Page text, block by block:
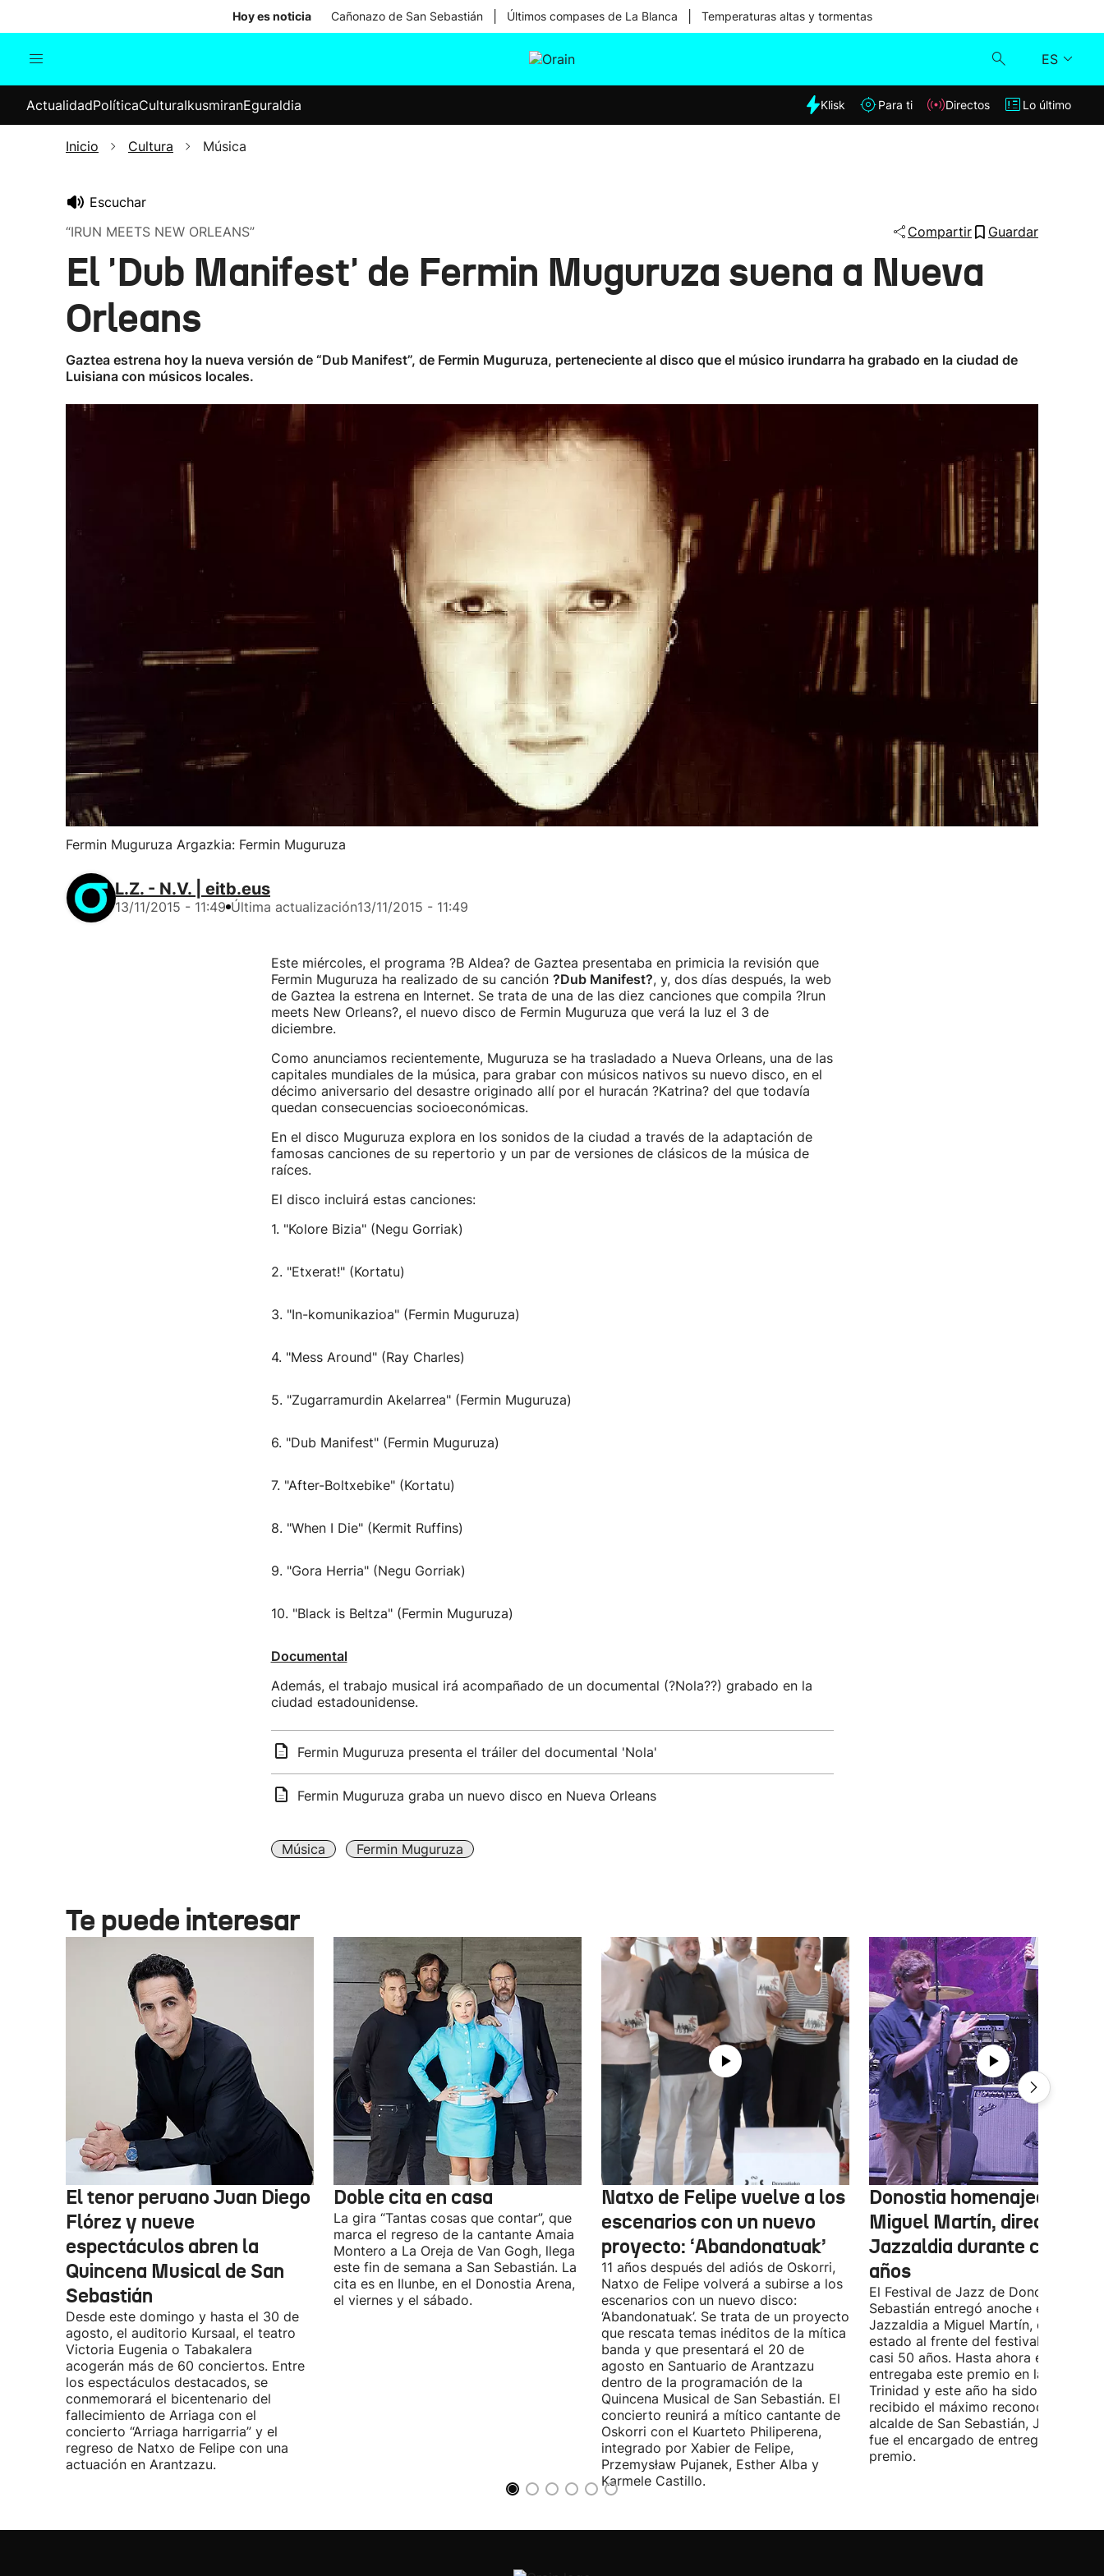
Hoy es noticia Cañonazo de San Sebastián Últimos compases de La Blanca Temperaturas altas y tormentas
ES
Internacional
Elecciones
Klisk
ActualidadPolíticaCulturaIkusmiranEguraldia Klisk Para ti Directos Lo último
Inicio Cultura Música
Escuchar
“IRUN MEETS NEW ORLEANS”
Compartir Guardar
El 'Dub Manifest' de Fermin Muguruza suena a Nueva
Orleans
Gaztea estrena hoy la nueva versión de “Dub Manifest”, de Fermin Muguruza, perteneciente al disco que el músico irundarra ha grabado en la ciudad de
Luisiana con músicos locales.
Fermin Muguruza Argazkia: Fermin Muguruza
L.Z. - N.V. | eitb.eus
13/11/2015 - 11:49 Última actualización13/11/2015 - 11:49
Este miércoles, el programa ?B Aldea? de Gaztea presentaba en primicia la revisión que
Fermin Muguruza ha realizado de su canción ?Dub Manifest?, y, dos días después, la web
de Gaztea la estrena en Internet. Se trata de una de las diez canciones que compila ?Irun
meets New Orleans?, el nuevo disco de Fermin Muguruza que verá la luz el 3 de
diciembre.
Como anunciamos recientemente, Muguruza se ha trasladado a Nueva Orleans, una de las
capitales mundiales de la música, para grabar con músicos nativos su nuevo disco, en el
décimo aniversario del desastre originado allí por el huracán ?Katrina? del que todavía
quedan consecuencias socioeconómicas.
En el disco Muguruza explora en los sonidos de la ciudad a través de la adaptación de
famosas canciones de su repertorio y un par de versiones de clásicos de la música de
raíces.
El disco incluirá estas canciones:
1. "Kolore Bizia" (Negu Gorriak)
2. "Etxerat!" (Kortatu)
3. "In-komunikazioa" (Fermin Muguruza)
4. "Mess Around" (Ray Charles)
5. "Zugarramurdin Akelarrea" (Fermin Muguruza)
6. "Dub Manifest" (Fermin Muguruza)
7. "After-Boltxebike" (Kortatu)
8. "When I Die" (Kermit Ruffins)
9. "Gora Herria" (Negu Gorriak)
10. "Black is Beltza" (Fermin Muguruza)
Documental
Además, el trabajo musical irá acompañado de un documental (?Nola??) grabado en la
ciudad estadounidense.
Fermin Muguruza presenta el tráiler del documental 'Nola'
Fermin Muguruza graba un nuevo disco en Nueva Orleans
Música Fermin Muguruza
Te puede interesar
El tenor peruano Juan Diego
Flórez y nueve
espectáculos abren la
Quincena Musical de San
Sebastián
Desde este domingo y hasta el 30 de
agosto, el auditorio Kursaal, el teatro
Victoria Eugenia o Tabakalera
acogerán más de 60 conciertos. Entre
los espectáculos destacados, se
conmemorará el bicentenario del
fallecimiento de Arriaga con el
concierto “Arriaga harrigarria” y el
regreso de Natxo de Felipe con una
actuación en Arantzazu.
Doble cita en casa
La gira “Tantas cosas que contar”, que
marca el regreso de la cantante Amaia
Montero a La Oreja de Van Gogh, llega
este fin de semana a San Sebastián. La
cita es en Ilunbe, en el Donostia Arena,
el viernes y el sábado.
Natxo de Felipe vuelve a los
escenarios con un nuevo
proyecto: ‘Abandonatuak’
11 años después del adiós de Oskorri,
Natxo de Felipe volverá a subirse a los
escenarios con un nuevo disco:
‘Abandonatuak’. Se trata de un proyecto
que rescata temas inéditos de la mítica
banda y que presentará el 20 de
agosto en Santuario de Arantzazu
dentro de la programación de la
Quincena Musical de San Sebastián. El
concierto reunirá a mítico cantante de
Oskorri con el Kuarteto Philiperena,
integrado por Xabier de Felipe,
Przemysław Pujanek, Esther Alba y
Karmele Castillo.
Donostia homenajea a
Miguel Martín, director del
Jazzaldia durante casi 50
años
El Festival de Jazz de Donostia-San
Sebastián entregó anoche el premio
Jazzaldia a Miguel Martín, quien ha
estado al frente del festival durante
casi 50 años. Hasta ahora era él
entregaba este premio en la Plaza
Trinidad y este año ha sido él quien
recibido el máximo reconocimiento.
alcalde de San Sebastián, Jon
fue el encargado de entregarle el
premio.